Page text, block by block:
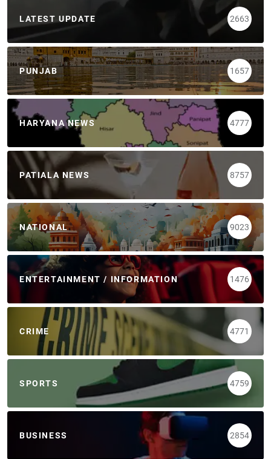
LATEST UPDATE 2663
PUNJAB 1657
HARYANA NEWS 4777
PATIALA NEWS 8757
NATIONAL 9023
ENTERTAINMENT / INFORMATION 1476
CRIME 4771
SPORTS 4759
BUSINESS 2854